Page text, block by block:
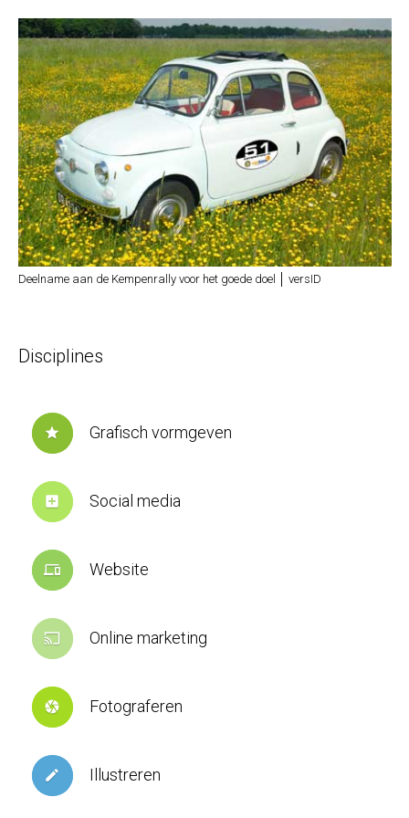
Deelname aan de Kempenrally voor het goede doel │ versID
Disciplines
star Grafisch vormgeven
add_box Social media
devices Website
cast Online marketing
camera Fotograferen
create Illustreren